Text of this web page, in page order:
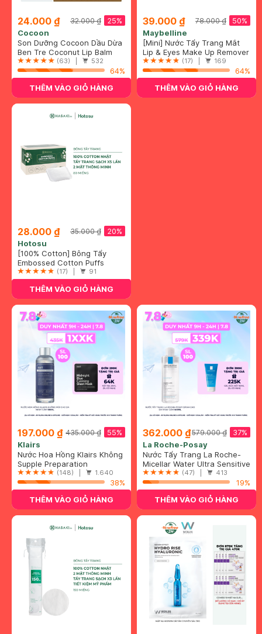
24.000 ₫ 25%
32.000 ₫
Cocoon
Son Dưỡng Cocoon Dầu Dừa
Bến Tre 5g
Ben Tre Coconut Lip Balm
(63) | 532
64%
THÊM VÀO GIỎ HÀNG
39.000 ₫ 50%
78.000 ₫
Maybelline
[Mini] Nước Tẩy Trang Mắt
Môi Maybelline 40ml
Lip & Eyes Make Up Remover
(17) | 169
64%
THÊM VÀO GIỎ HÀNG
28.000 ₫ 20%
35.000 ₫
Hotosu
[100% Cotton] Bông Tẩy
Trang Hotosu Hộp 80 Miếng
Embossed Cotton Puffs
(17) | 91
THÊM VÀO GIỎ HÀNG
197.000 ₫ 55%
435.000 ₫
Klairs
Nước Hoa Hồng Klairs Không
Mùi Cho Da Nhạy Cảm 180ml
Supple Preparation
Unscented Toner
(148) | 1.640
38%
THÊM VÀO GIỎ HÀNG
362.000 ₫ 37%
579.000 ₫
La Roche-Posay
Nước Tẩy Trang La Roche-
Posay Dành Cho Da Nhạy
Cảm 400ml
Micellar Water Ultra Sensitive
Skin
(47) | 413
19%
THÊM VÀO GIỎ HÀNG